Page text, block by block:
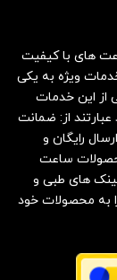
های با کیفیت
خدمات ویژه به یکی
از این خدمات
عبارتند از: ضمانت
ارسال رایگان و
ساعت
های طبی و
به محصولات خود